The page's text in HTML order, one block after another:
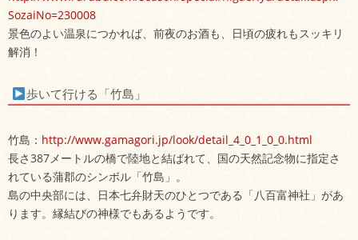
SozaiNo=230008
景色のよい温泉につかれば、前夜のお酒も、日頃の疲れもスッキリ
解消！
歩いて行ける「竹島」
竹島： http://www.gamagori.jp/look/detail_4_0_1_0_0.html
長さ387メートルの橋で陸地と結ばれて、国の天然記念物に指定さ
れている蒲郡のシンボル「竹島」。
島の中央部には、日本七弁財天のひとつである「八百富神社」があ
ります。縁結びの神様でもあるようです。